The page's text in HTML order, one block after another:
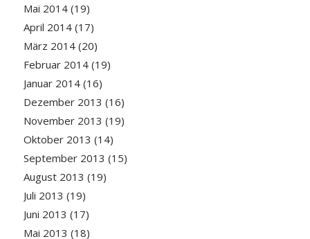
Mai 2014(19)
April 2014(17)
März 2014(20)
Februar 2014(19)
Januar 2014(16)
Dezember 2013 (16)
November 2013 (19)
Oktober 2013 (14)
September 2013 (15)
August 2013 (19)
Juli 2013 (19)
Juni 2013 (17)
Mai 2013 (18)